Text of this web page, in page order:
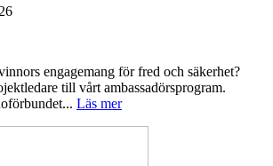
engagemang för fred och säkerhet?
till vårt ambassadörsprogram.
Läs mer